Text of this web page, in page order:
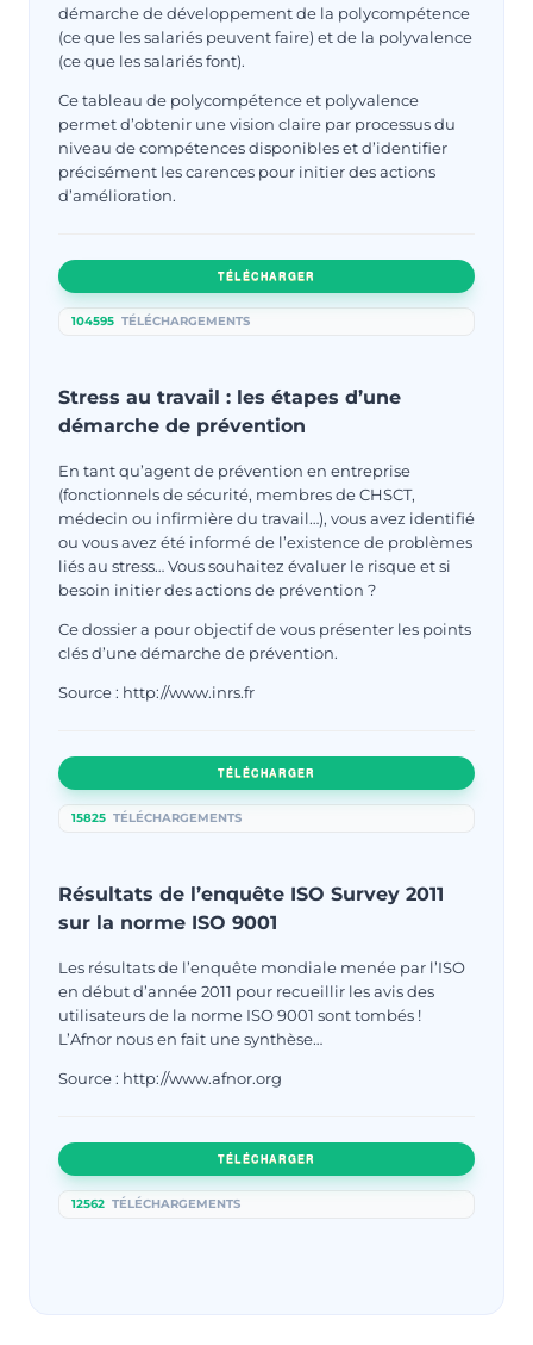
démarche de développement de la polycompétence
(ce que les salariés peuvent faire) et de la polyvalence
(ce que les salariés font).
Ce tableau de polycompétence et polyvalence
permet d’obtenir une vision claire par processus du
niveau de compétences disponibles et d’identifier
précisément les carences pour initier des actions
d’amélioration.
TÉLÉCHARGER
104595 TÉLÉCHARGEMENTS
Stress au travail : les étapes d’une
démarche de prévention
En tant qu’agent de prévention en entreprise
(fonctionnels de sécurité, membres de CHSCT,
médecin ou infirmière du travail…), vous avez identifié
ou vous avez été informé de l’existence de problèmes
liés au stress… Vous souhaitez évaluer le risque et si
besoin initier des actions de prévention ?
Ce dossier a pour objectif de vous présenter les points
clés d’une démarche de prévention.
Source : http://www.inrs.fr
TÉLÉCHARGER
15825 TÉLÉCHARGEMENTS
Résultats de l’enquête ISO Survey 2011
sur la norme ISO 9001
Les résultats de l’enquête mondiale menée par l’ISO
en début d’année 2011 pour recueillir les avis des
utilisateurs de la norme ISO 9001 sont tombés !
L’Afnor nous en fait une synthèse…
Source : http://www.afnor.org
TÉLÉCHARGER
12562 TÉLÉCHARGEMENTS